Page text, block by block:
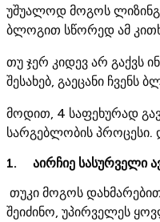
უშუალოდ მოგოს
ბლოგით სწორედ ამ
თუ ჯერ კიდევ არ გაქვს
შესახებ, გაეცანი ჩვენს
მოდით, 4 საფეხურად
სარგებლობის პროცესი.
1. აირჩიე სასურველი
თუკი მოგოს
შეიძინო, უპირველეს